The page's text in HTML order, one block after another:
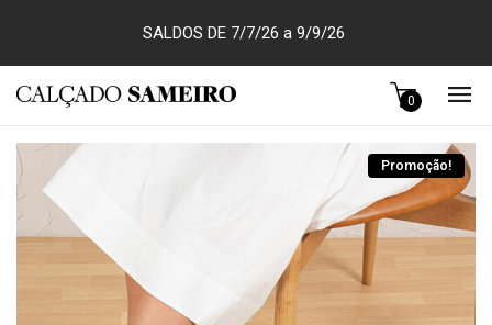
SALDOS DE 7/7/26 a 9/9/26
0
Promoção!